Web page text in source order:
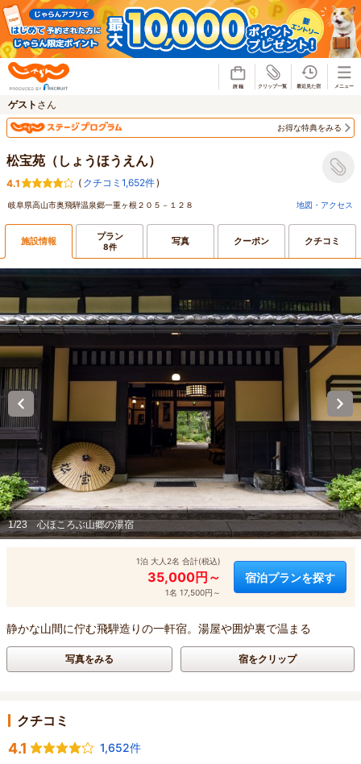
ゲスト さん
お得な特典をみる
松宝苑（しょうほうえん）
4.1 ( クチコミ1,652件)
岐阜県高山市奥飛騨温泉郷一重ヶ根２０５－１２８ 地図・アクセス
施設情報 プラン
8件 写真 クーポン クチコミ
1/23 心ほころぶ山郷の湯宿
1泊 大人2名 合計(税込)
35,000円～
1名 17,500円～
宿泊プランを探す
静かな山間に佇む飛騨造りの一軒宿。湯屋や囲炉裏で温まる
写真をみる 宿をクリップ
クチコミ
4.1
1,652件